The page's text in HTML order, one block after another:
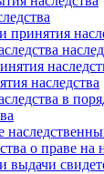
принятия
наследства
в
о праве на
выдачи